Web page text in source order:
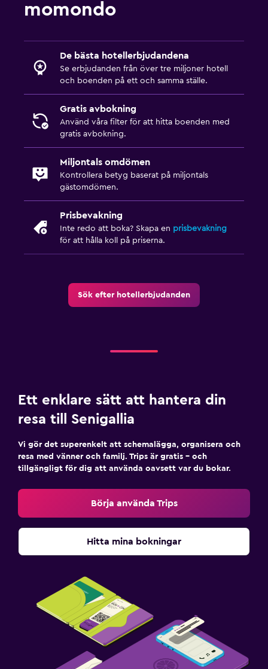
momondo
De bästa hotellerbjudandena
Se erbjudanden från över tre miljoner hotell
och boenden på ett och samma ställe.
Gratis avbokning
Använd våra filter för att hitta boenden med
gratis avbokning.
Miljontals omdömen
Kontrollera betyg baserat på miljontals
gästomdömen.
Prisbevakning
Inte redo att boka? Skapa en prisbevakning
för att hålla koll på priserna.
Sök efter hotellerbjudanden
Ett enklare sätt att hantera din
resa till Senigallia
Vi gör det superenkelt att schemalägga, organisera och
resa med vänner och familj. Trips är gratis – och
tillgängligt för dig att använda oavsett var du bokar.
Börja använda Trips
Hitta mina bokningar